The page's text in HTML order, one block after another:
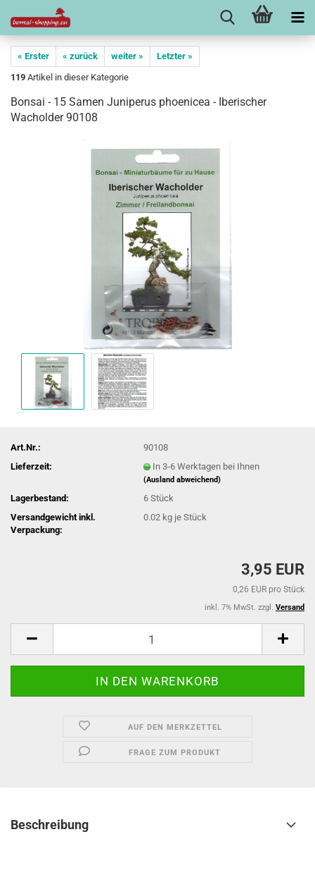
« Erster « zurück weiter »
Letzter »
119 Artikel in dieser Kategorie
Bonsai - 15 Samen Juniperus phoenicea - Iberischer
Wacholder 90108
Art.Nr.:
90108
Lieferzeit:
In 3-6 Werktagen bei Ihnen
(Ausland abweichend)
Lagerbestand: 6Stück
Versandgewicht inkl.
Verpackung:
0.02 kg je Stück
3,95 EUR
0,26 EUR pro Stück
inkl. 7% MwSt. zzgl. Versand
AUF DEN MERKZETTEL
FRAGE ZUM PRODUKT
Beschreibung